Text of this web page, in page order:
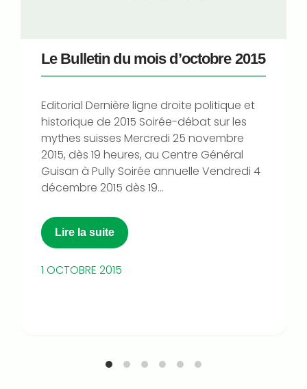
Le Bulletin du mois d’octobre 2015
Editorial Dernière ligne droite politique et
historique de 2015 Soirée-débat sur les
mythes suisses Mercredi 25 novembre
2015, dès 19 heures, au Centre Général
Guisan à Pully Soirée annuelle Vendredi 4
décembre 2015 dès 19...
Lire la suite
1 OCTOBRE 2015